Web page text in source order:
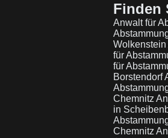
Finden
Anwalt für
Wolkenstein
für
für
Borstendorf
Chemnitz
in
Chemnitz